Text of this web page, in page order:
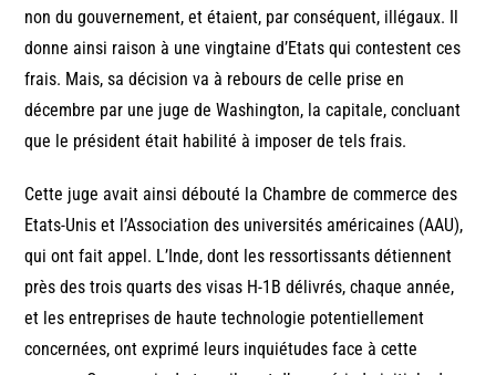
non du gouvernement, et étaient, par conséquent, illégaux. Il
donne ainsi raison à une vingtaine d’Etats qui contestent ces
frais. Mais, sa décision va à rebours de celle prise en
décembre par une juge de Washington, la capitale, concluant
que le président était habilité à imposer de tels frais.
Cette juge avait ainsi débouté la Chambre de commerce des
Etats-Unis et l’Association des universités américaines (AAU),
qui ont fait appel. L’Inde, dont les ressortissants détiennent
près des trois quarts des visas H-1B délivrés, chaque année,
et les entreprises de haute technologie potentiellement
concernées, ont exprimé leurs inquiétudes face à cette